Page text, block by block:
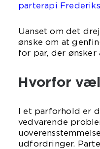
parterapi
Uanset om det
ønske om at
for par, der
Hvorfor
I et parforhold er
vedvarende
udfordringer.